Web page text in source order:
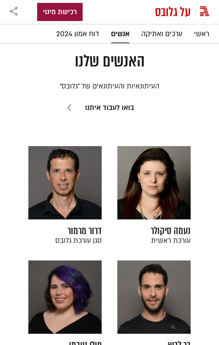
| על גלובס
ראשי ערכים ואתיקה אנשים דוח אמון 2024
רכישת מינוי
האנשים שלנו
העיתונאיות והעיתונאים של "גלובס"
בואו לעבוד איתנו
נעמה סיקולר
עורכת ראשית
דרור מרמור
סגן עורכת גלובס